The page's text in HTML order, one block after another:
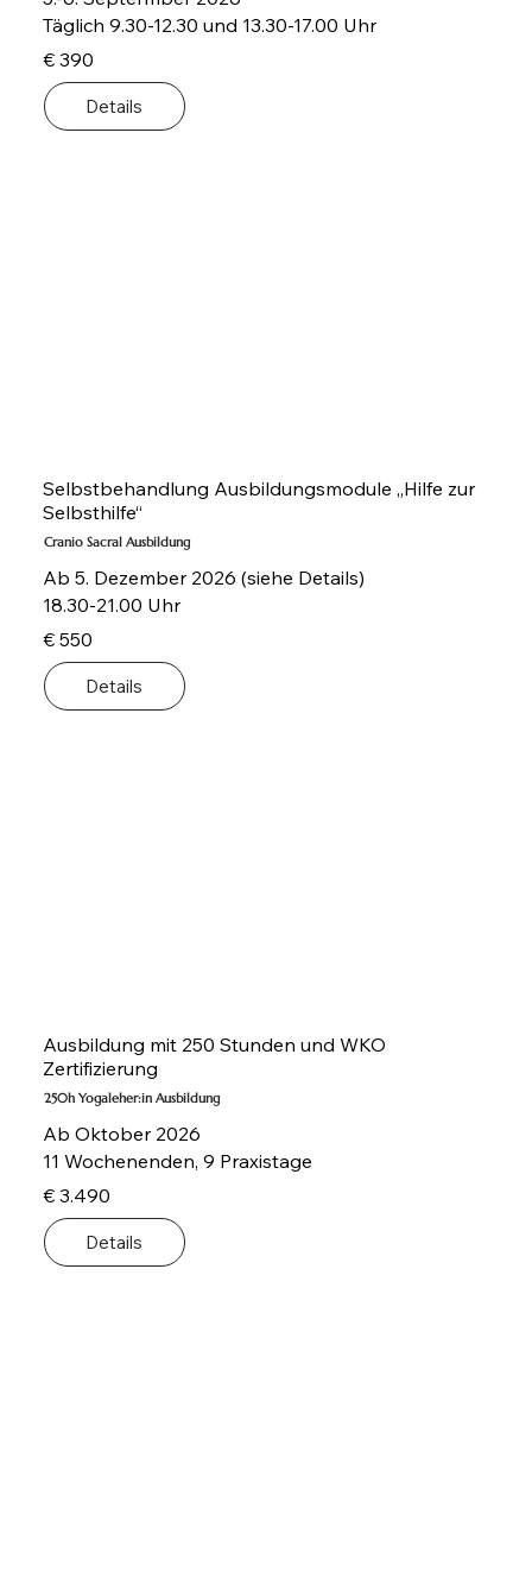
Details
€ 390
Täglich 9.30-12.30 und 13.30-17.00 Uhr
Details
Selbstbehandlung Ausbildungsmodule „Hilfe zur
Selbsthilfe“
Cranio Sacral Ausbildung
Ab 5. Dezember 2026 (siehe Details)
€ 550
18.30-21.00 Uhr
Details
Ausbildung mit 250 Stunden und WKO
Zertifizierung
250h Yogaleher:in Ausbildung
Ab Oktober 2026
€ 3.490
11 Wochenenden, 9 Praxistage